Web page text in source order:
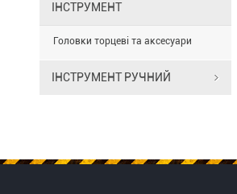
ІНСТРУМЕНТ
Головки торцеві та аксесуари
ІНСТРУМЕНТ РУЧНИЙ